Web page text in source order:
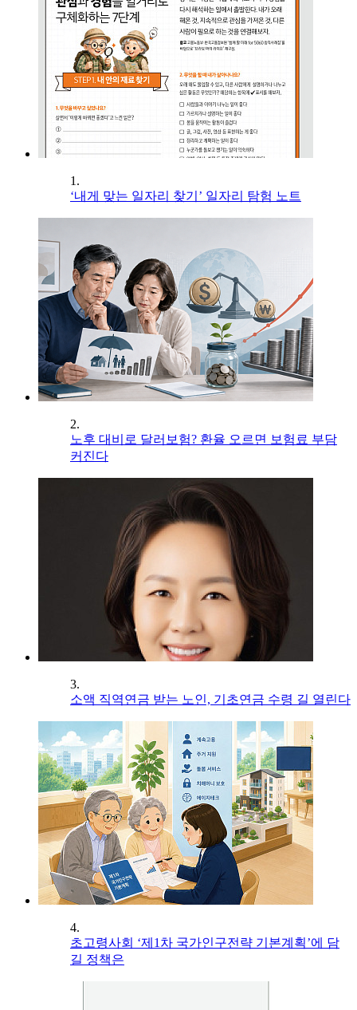
1.
‘내게 맞는 일자리 찾기’ 일자리 탐험 노트
2.
노후 대비로 달러보험? 환율 오르면 보험료 부담
커진다
3.
소액 직역연금 받는 노인, 기초연금 수령 길 열린다
4.
초고령사회 ‘제1차 국가인구전략 기본계획’에 담
길 정책은